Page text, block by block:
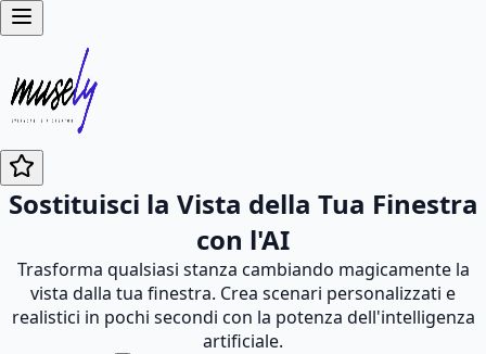
Sostituisci la Vista della Tua Finestra
con l'AI
Trasforma qualsiasi stanza cambiando magicamente la
vista dalla tua finestra. Crea scenari personalizzati e
realistici in pochi secondi con la potenza dell'intelligenza
artificiale.